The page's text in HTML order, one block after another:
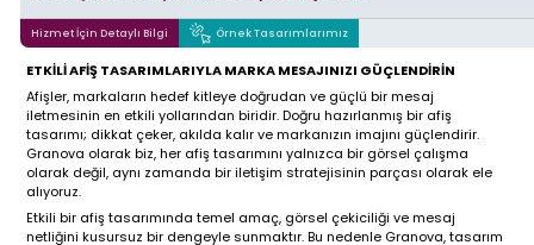
Granova
Tasarımları
Karton Kutu Metal Kutu
Ambalaj Tasarımları
Doypack Ambalaj
Tasarımları
Tasarımları
Hizmet İçin Detaylı Bilgi Örnek Tasarımlarımız
ETKİLİ AFİŞ TASARIMLARIYLA MARKA MESAJINIZI GÜÇLENDİRİN
Afişler, markaların hedef kitleye doğrudan ve güçlü bir mesaj
iletmesinin en etkili yollarından biridir. Doğru hazırlanmış bir afiş
tasarımı; dikkat çeker, akılda kalır ve markanızın imajını güçlendirir.
Granova olarak biz, her afiş tasarımını yalnızca bir görsel çalışma
olarak değil, aynı zamanda bir iletişim stratejisinin parçası olarak ele
alıyoruz.
Etkili bir afiş tasarımında temel amaç, görsel çekiciliği ve mesaj
netliğini kusursuz bir dengeyle sunmaktır. Bu nedenle Granova, tasarım